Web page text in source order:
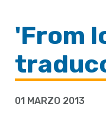
'From
01 MARZO 2013